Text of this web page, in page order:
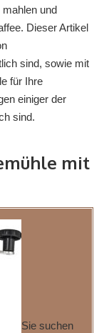
und
Dieser Artikel
sind, sowie mit
für Ihre
einiger der
sind.
mit
Sie suchen